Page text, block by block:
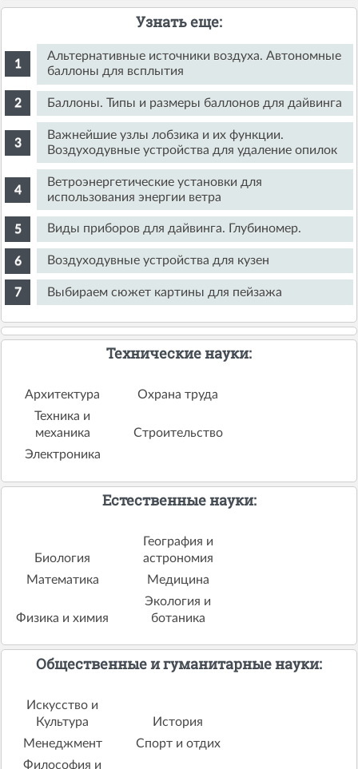
Узнать еще:
Альтернативные источники воздуха. Автономные
баллоны для всплытия
Баллоны. Типы и размеры баллонов для дайвинга
Важнейшие узлы лобзика и их функции.
Воздуходувные устройства для удаление опилок
Ветроэнергетические установки для
использования энергии ветра
Виды приборов для дайвинга. Глубиномер.
Воздуходувные устройства для кузен
Выбираем сюжет картины для пейзажа
Технические науки:
Архитектура
Охрана труда
Техника и
механика
Строительство
Электроника
Естественные науки:
Биология
География и
астрономия
Математика
Медицина
Физика и химия
Экология и
ботаника
Общественные и гуманитарные науки:
Искусство и
Культура
История
Менеджмент
Спорт и отдих
Философия и